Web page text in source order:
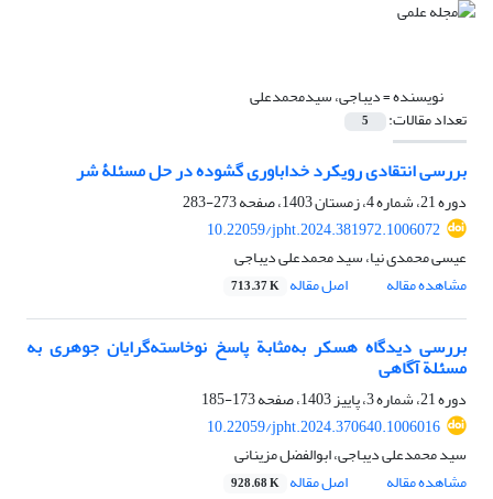
نویسنده =دیباجی، سیدمحمدعلی
تعداد مقالات: 5
بررسی انتقادی رویکرد خداباوری گشوده در حل مسئلۀ شر
دوره 21، شماره 4، زمستان 1403، صفحه
273-283
10.22059/jpht.2024.381972.1006072
عیسی محمدی نیا، سید محمدعلی دیباجی
مشاهده مقاله
اصل مقاله 713.37 K
بررسی دیدگاه هسکر به‌مثابة پاسخ نوخاسته‌گرایان جوهری به
مسئلة آگاهی
دوره 21، شماره 3، پاییز 1403، صفحه
173-185
10.22059/jpht.2024.370640.1006016
سید محمدعلی دیباجی، ابوالفضل مزینانی
مشاهده مقاله
اصل مقاله 928.68 K